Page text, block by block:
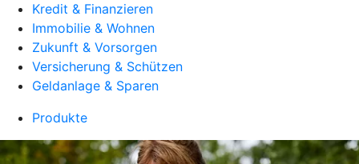
Kredit & Finanzieren
Immobilie & Wohnen
Zukunft & Vorsorgen
Versicherung & Schützen
Geldanlage & Sparen
Produkte